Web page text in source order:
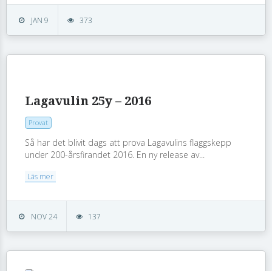
JAN 9 373
Lagavulin 25y – 2016
Provat
Så har det blivit dags att prova Lagavulins flaggskepp
under 200-årsfirandet 2016. En ny release av...
Läs mer
NOV 24 137